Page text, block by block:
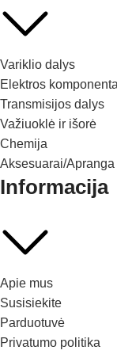
Variklio dalys
Elektros
Transmisijos dalys
Važiuoklė ir išorė
Chemija
Aksesuarai/Apranga
Informacija
Apie mus
Susisiekite
Parduotuvė
Privatumo politika